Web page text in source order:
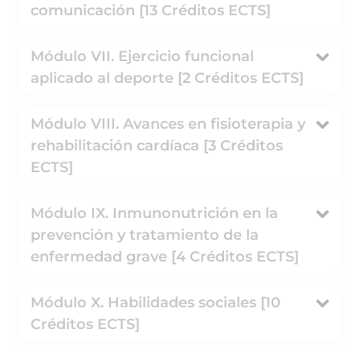
comunicación [13 Créditos ECTS]
Módulo VII. Ejercicio funcional
aplicado al deporte [2 Créditos ECTS]
Módulo VIII. Avances en fisioterapia y
rehabilitación cardíaca [3 Créditos
ECTS]
Módulo IX. Inmunonutrición en la
prevención y tratamiento de la
enfermedad grave [4 Créditos ECTS]
Módulo X. Habilidades sociales [10
Créditos ECTS]